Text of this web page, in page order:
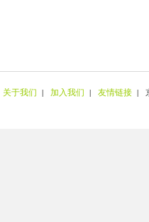
关于我们 | 加入我们 | 友情链接 |